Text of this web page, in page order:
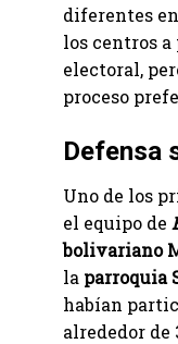
diferentes
los centros
electoral,
proceso
Defensa
Uno de los
el equipo de
bolivariano
la parroquia
habían
alrededor de